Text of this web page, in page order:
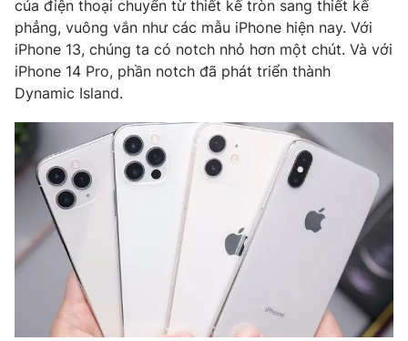
® Cấm sao chép dưới mọi hình thức nếu không có sự chấp
thuận bằng văn bản. Ghi rõ nguồn VTV.vn khi phát hành lại
thông tin từ website này.
của điện thoại chuyển từ thiết kế tròn sang thiết kế
phẳng, vuông vắn như các mẫu iPhone hiện nay. Với
iPhone 13, chúng ta có notch nhỏ hơn một chút. Và với
iPhone 14 Pro, phần notch đã phát triển thành
Dynamic Island.